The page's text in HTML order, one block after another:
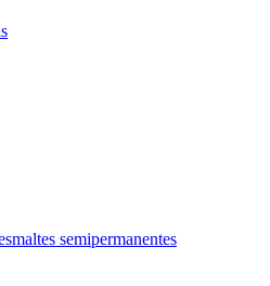
semipermanentes